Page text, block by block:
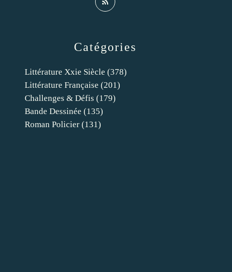
Catégories
Littérature Xxie Siècle (378)
Littérature Française (201)
Challenges & Défis (179)
Bande Dessinée (135)
Roman Policier (131)